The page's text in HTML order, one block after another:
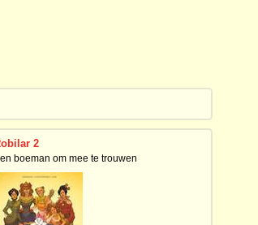
2
boeman om mee te trouwen